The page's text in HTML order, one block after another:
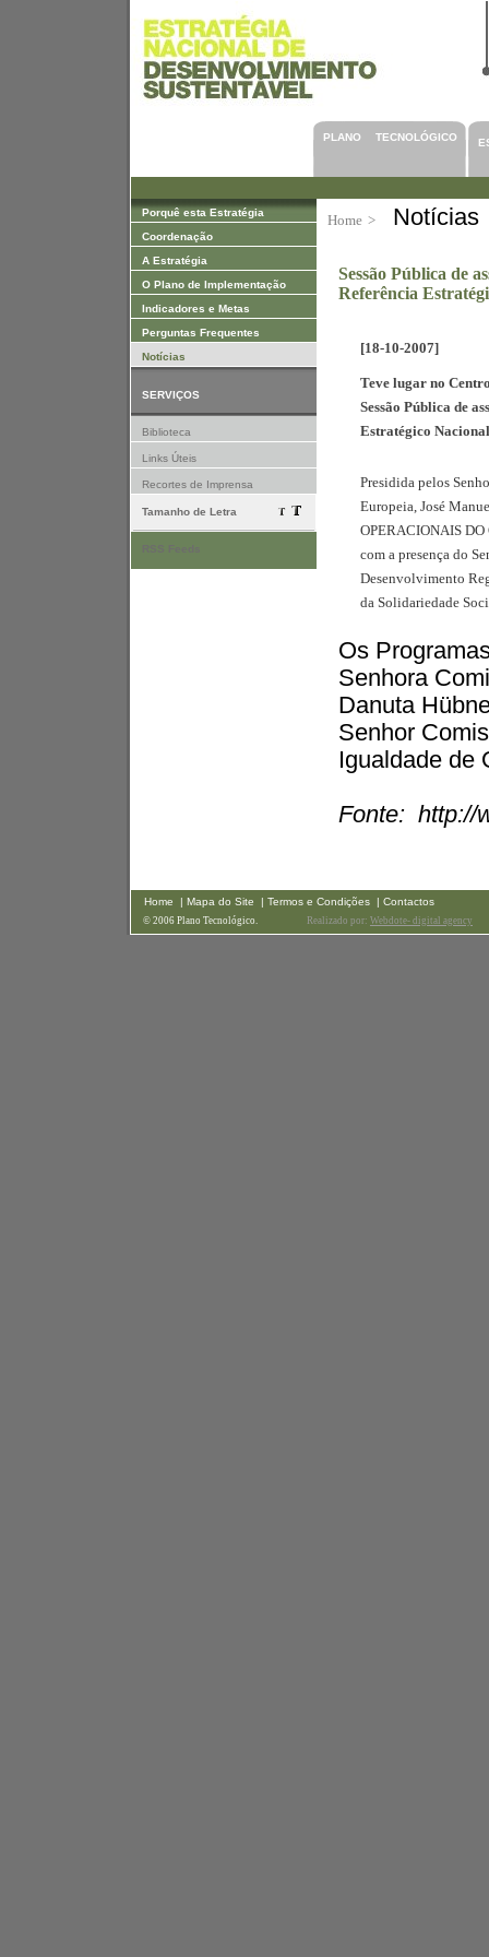
PLANO TECNOLÓGICO
Porquê esta Estratégia
Coordenação
A Estratégia
O Plano de Implementação
Indicadores e Metas
Perguntas Frequentes
Notícias
SERVIÇOS
Biblioteca
Links Úteis
Recortes de Imprensa
Tamanho de Letra
Home > Notícias
Sessão Pública de
Referência
[18-10-2007]
Teve lugar no
Sessão Pública de
Estratégico Nacional
Presidida pelos
Europeia, José
OPERACIONAIS
com a presença do
Desenvolvimento
da Solidariedade
Os
Senhora
Danuta
Senhor
Igualdade de
Fonte: http://
Home | Mapa do Site | Termos e Condições | Contactos
© 2006 Plano Tecnológico. Realizado por: Webdote- digital agency